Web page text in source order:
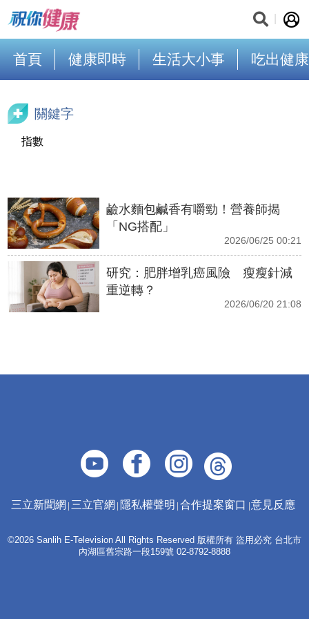
首頁 健康即時 生活大小事 吃出健康
關鍵字
指數
鹼水麵包鹹香有嚼勁！營養師揭
「NG搭配」
2026/06/25 00:21
研究：肥胖增乳癌風險 瘦瘦針減
重逆轉？
2026/06/20 21:08
三立新聞網 三立官網 隱私權聲明 合作提案窗口 意見反應
©2026 Sanlih E-Television All Rights Reserved 版權所有 盜用必究 台北市
內湖區舊宗路一段159號 02-8792-8888